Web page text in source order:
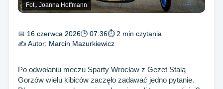
Fot,. Joanna Hoffmann
📅 16 czerwca 2026🕒 07:36⏱ 2 min czytania
✍️ Autor: Marcin Mazurkiewicz
Po odwołaniu meczu Sparty Wrocław z Gezet Stalą
Gorzów wielu kibiców zaczęło zadawać jedno pytanie.